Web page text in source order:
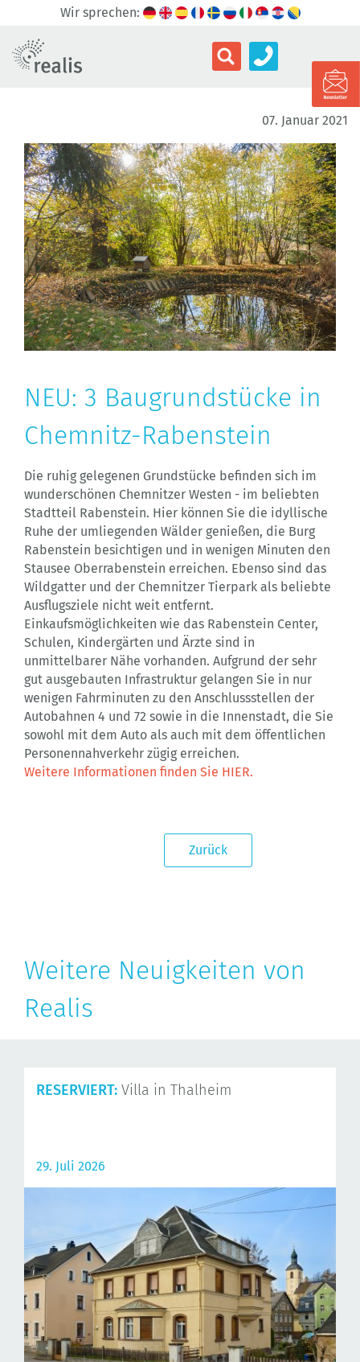
Wir sprechen:
07. Januar 2021
NEU: 3 Baugrundstücke in
Chemnitz-Rabenstein
Die ruhig gelegenen Grundstücke befinden sich im
wunderschönen Chemnitzer Westen - im beliebten
Stadtteil Rabenstein. Hier können Sie die idyllische
Ruhe der umliegenden Wälder genießen, die Burg
Rabenstein besichtigen und in wenigen Minuten den
Stausee Oberrabenstein erreichen. Ebenso sind das
Wildgatter und der Chemnitzer Tierpark als beliebte
Ausflugsziele nicht weit entfernt.
Einkaufsmöglichkeiten wie das Rabenstein Center,
Schulen, Kindergärten und Ärzte sind in
unmittelbarer Nähe vorhanden. Aufgrund der sehr
gut ausgebauten Infrastruktur gelangen Sie in nur
wenigen Fahrminuten zu den Anschlussstellen der
Autobahnen 4 und 72 sowie in die Innenstadt, die Sie
sowohl mit dem Auto als auch mit dem öffentlichen
Personennahverkehr zügig erreichen.
Weitere Informationen finden Sie HIER.
Zurück
Weitere Neuigkeiten von
Realis
RESERVIERT: Villa in Thalheim
29. Juli 2026